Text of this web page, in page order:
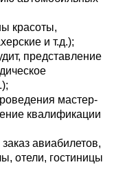
красоты,
и т.д.);
представление
мастер-
квалификации
авиабилетов,
отели, гостиницы